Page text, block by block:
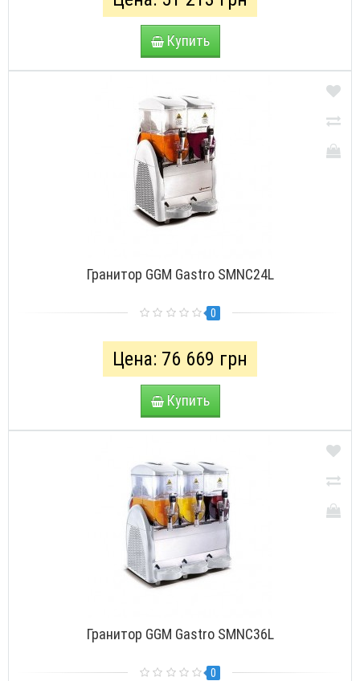
Купить
Гранитор GGM Gastro SMNC24L
0
Цена: 76 669 грн
Купить
Гранитор GGM Gastro SMNC36L
0